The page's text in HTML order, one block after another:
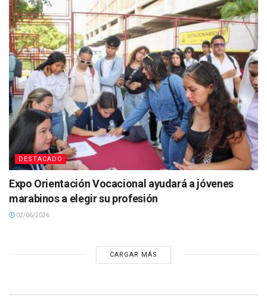
DESTACADO
Expo Orientación Vocacional ayudará a jóvenes
marabinos a elegir su profesión
02/06/2026
CARGAR MÁS